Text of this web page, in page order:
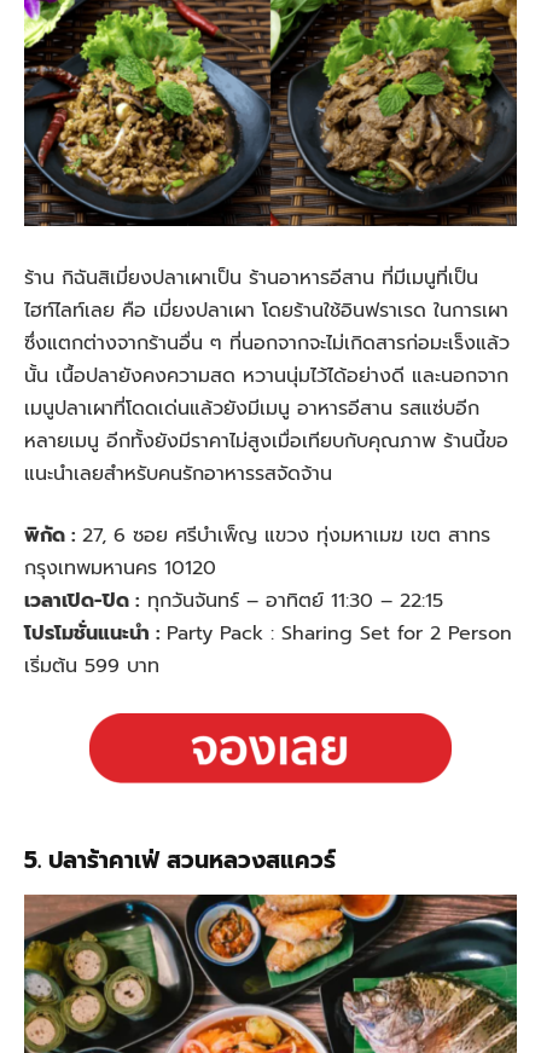
ร้าน กิฉันสิเมี่ยงปลาเผาเป็น ร้านอาหารอีสาน ที่มีเมนูที่เป็น
ไฮท์ไลท์เลย คือ เมี่ยงปลาเผา โดยร้านใช้อินฟราเรด ในการเผา
ซึ่งแตกต่างจากร้านอื่น ๆ ที่นอกจากจะไม่เกิดสารก่อมะเร็งแล้ว
นั้น เนื้อปลายังคงความสด หวานนุ่มไว้ได้อย่างดี และนอกจาก
เมนูปลาเผาที่โดดเด่นแล้วยังมีเมนู อาหารอีสาน รสแซ่บอีก
หลายเมนู อีกทั้งยังมีราคาไม่สูงเมื่อเทียบกับคุณภาพ ร้านนี้ขอ
แนะนำเลยสำหรับคนรักอาหารรสจัดจ้าน
พิกัด : 27, 6 ซอย ศรีบำเพ็ญ แขวง ทุ่งมหาเมฆ เขต สาทร
กรุงเทพมหานคร 10120
เวลาเปิด-ปิด : ทุกวันจันทร์ – อาทิตย์ 11:30 – 22:15
โปรโมชั่นแนะนำ : Party Pack : Sharing Set for 2 Person
เริ่มต้น 599 บาท
5. ปลาร้าคาเฟ่ สวนหลวงสแควร์